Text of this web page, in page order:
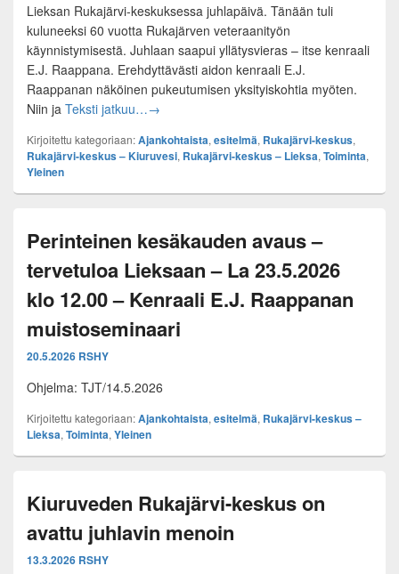
Lieksan Rukajärvi-keskuksessa juhlapäivä. Tänään tuli
kuluneeksi 60 vuotta Rukajärven veteraanityön
käynnistymisestä. Juhlaan saapui yllätysvieras – itse kenraali
E.J. Raappana. Erehdyttävästi aidon kenraali E.J.
Raappanan näköinen pukeutumisen yksityiskohtia myöten.
Niin ja Teksti jatkuu…Rukajärven suunnan historiatyötä 60 vuotta
→
Kirjoitettu kategoriaan:Ajankohtaista, esitelmä, Rukajärvi-keskus,
Rukajärvi-keskus – Kiuruvesi, Rukajärvi-keskus – Lieksa, Toiminta,
Yleinen
Perinteinen kesäkauden avaus –
tervetuloa Lieksaan – La 23.5.2026
klo 12.00 – Kenraali E.J. Raappanan
muistoseminaari
20.5.2026 RSHY
Ohjelma: TJT/14.5.2026
Kirjoitettu kategoriaan:Ajankohtaista, esitelmä, Rukajärvi-keskus –
Lieksa, Toiminta, Yleinen
Kiuruveden Rukajärvi-keskus on
avattu juhlavin menoin
13.3.2026 RSHY